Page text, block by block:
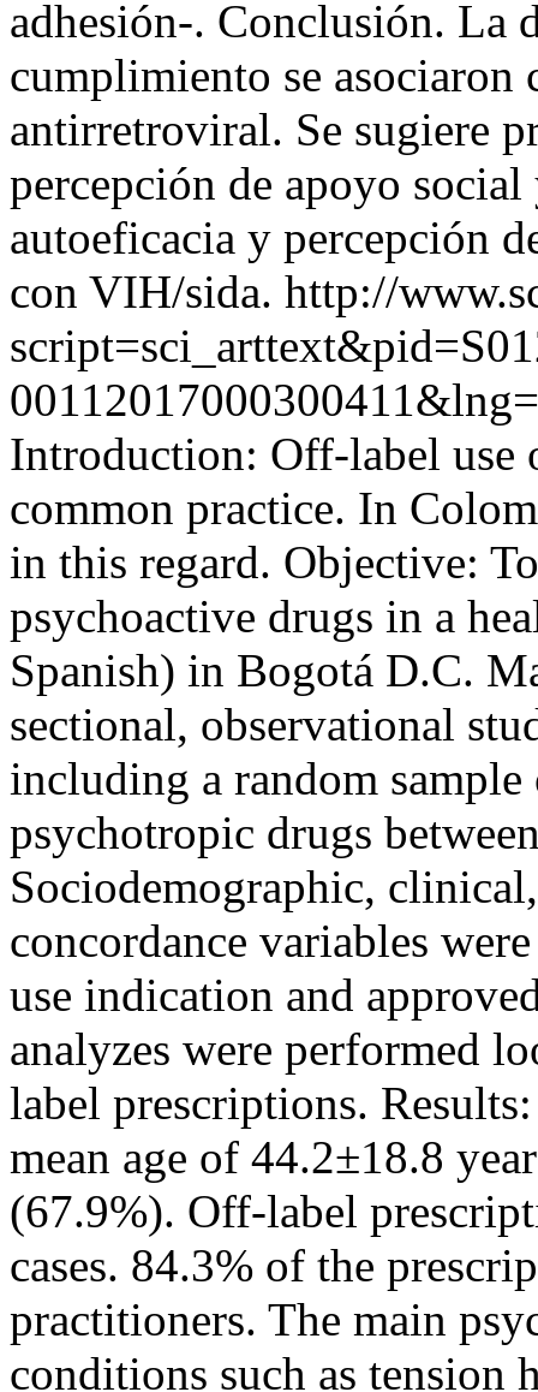
adhesión-. Conclusión. La
cumplimiento se asociaron
antirretroviral. Se sugiere
percepción de apoyo
autoeficacia y percepción
con VIH/sida. http://
Introduction: Off-label use
common practice. In
in this regard. Objective:
psychoactive drugs in a
Spanish) in Bogotá D.C.
sectional, observational
including a random
psychotropic drugs
Sociodemographic,
concordance variables
use indication and
analyzes were performed
label prescriptions.
mean age of 44.2±18.8
(67.9%). Off-label
cases. 84.3% of the
practitioners. The main
conditions such as tension